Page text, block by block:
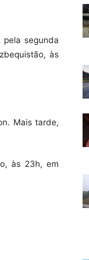
segunda
às
Mais tarde,
às 23h, em